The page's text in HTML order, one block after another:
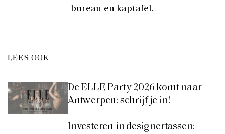
bureau en kaptafel.
LEES OOK
De ELLE Party 2026 komt naar
Antwerpen: schrijf je in!
Investeren in designertassen: